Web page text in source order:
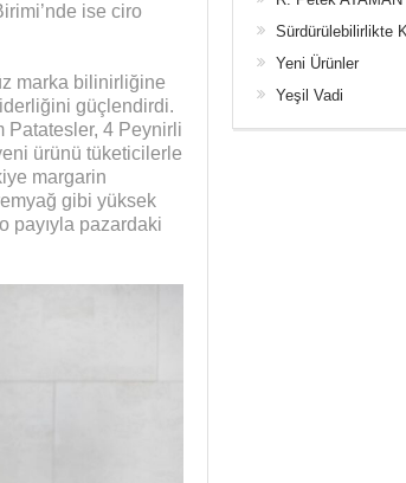
ise ciro
marka bilinirliğine
güçlendirdi.
Patatesler, 4 Peynirli
ürünü tüketicilerle
margarin
gibi yüksek
payıyla pazardaki
Sürdürülebilirlikte
Yeni Ürünler
Yeşil Vadi